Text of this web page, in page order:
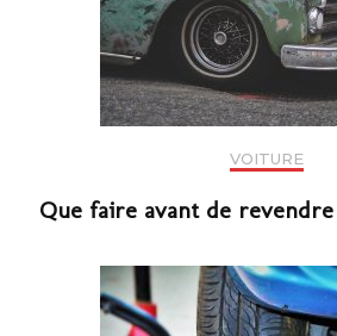
VOITURE
Que faire avant de